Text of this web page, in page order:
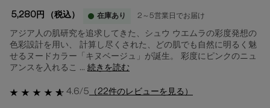
5,280円 （税込） 在庫あり 2～5営業日でお届け
アジア人の肌研究を追求してきた、シュウ ウエムラの彩度発想の
色彩設計を用い、 計算し尽くされた、どの肌でも自然に明るく魅
せるヌードカラー「キヌベージュ」が誕生。 彩度にピンクのニュ
アンスを入れるこ ... 続きを読む
4.6/5 （22件のレビューを見る）